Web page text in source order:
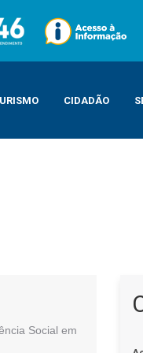
CIDADÃO
Social em